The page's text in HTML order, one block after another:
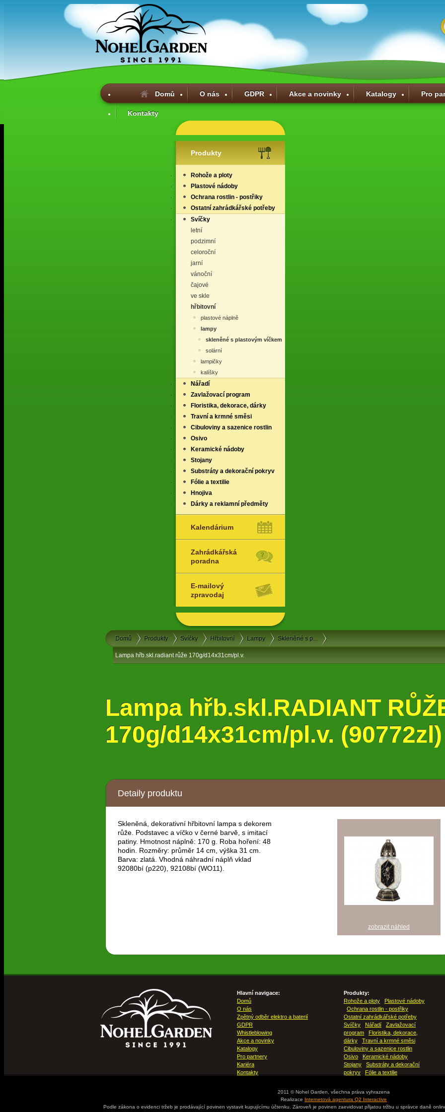
Domů O nás GDPR Akce a novinky Katalogy Pro
Kontakty
Produkty
Rohože a ploty
Plastové nádoby
Ochrana rostlin - postřiky
Ostatní zahrádkářské potřeby
Svíčky
letní
podzimní
celoroční
jarní
vánoční
čajové
ve skle
hřbitovní
plastové náplně
lampy
skleněné s plastovým víčkem
solární
lampičky
kalíšky
Nářadí
Zavlažovací program
Floristika, dekorace, dárky
Travní a krmné směsi
Cibuloviny a sazenice rostlin
Osivo
Keramické nádoby
Stojany
Substráty a dekorační pokryv
Fólie a textilie
Hnojiva
Dárky a reklamní předměty
Kalendárium
Zahrádkářská
poradna
E-mailový
zpravodaj
Domů Produkty Svíčky Hřbitovní Lampy Skleněné s p...
Lampa hřb.skl.radiant růže 170g/d14x31cm/pl.v.
Lampa hřb.skl.RADIANT
170g/d14x31cm/pl.v. (90772zl)
Detaily produktu
Skleněná, dekorativní hřbitovní lampa s dekorem
růže. Podstavec a víčko v černé barvě, s imitací
patiny. Hmotnost náplně: 170 g. Roba hoření: 48
hodin. Rozměry: průměr 14 cm, výška 31 cm.
Barva: zlatá. Vhodná náhradní náplň vklad
92080bí (p220), 92108bí (WO11).
zobrazit náhled
Hlavní navigace:
Domů
O nás
Zpětný odběr elektro a baterií
GDPR
Whistleblowing
Akce a novinky
Katalogy
Pro partnery
Kariéra
Kontakty
Produkty:
Rohože a ploty
Plastové nádoby
Ochrana rostlin - postřiky
Ostatní zahrádkářské potřeby
Svíčky
Nářadí
Zavlažovací
program
Floristika, dekorace,
dárky
Travní a krmné směsi
Cibuloviny a sazenice rostlin
Osivo
Keramické nádoby
Stojany
Substráty a dekorační
pokryv
Fólie a textilie
2011 © Nohel Garden, všechna práva vyhrazena
Realizace Internetová agentura Q2 Interactive
Podle zákona o evidenci tržeb je prodávající povinen vystavit kupujícímu účtenku. Zároveň je povinen zaevidovat přijatou tržbu u správce daně